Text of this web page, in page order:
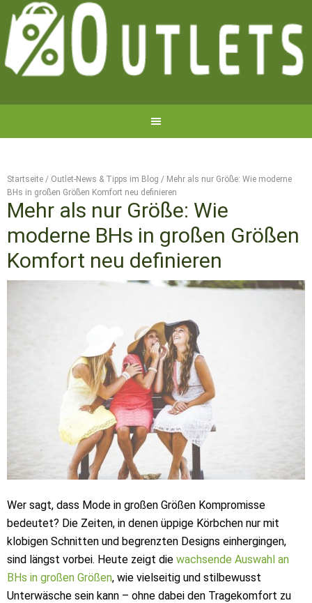
Startseite / Outlet-News & Tipps im Blog / Mehr als nur Größe: Wie moderne
BHs in großen Größen Komfort neu definieren
Mehr als nur Größe: Wie
moderne BHs in großen Größen
Komfort neu definieren
Wer sagt, dass Mode in großen Größen Kompromisse
bedeutet? Die Zeiten, in denen üppige Körbchen nur mit
klobigen Schnitten und begrenzten Designs einhergingen,
sind längst vorbei. Heute zeigt die wachsende Auswahl an
BHs in großen Größen, wie vielseitig und stilbewusst
Unterwäsche sein kann – ohne dabei den Tragekomfort zu